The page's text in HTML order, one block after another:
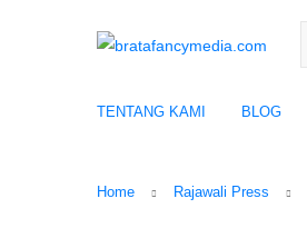
TENTANG KAMI BLOG
Home Rajawali Press